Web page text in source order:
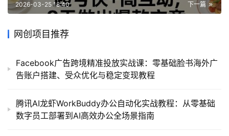
下一篇
2026-03-25 18:40
网创项目推荐
Facebook广告跨境精准投放实战课：零基础脸书海外广
告账户搭建、受众优化与稳定变现教程
腾讯AI龙虾WorkBuddy办公自动化实战教程：从零基础
数字员工部署到AI高效办公全场景指南